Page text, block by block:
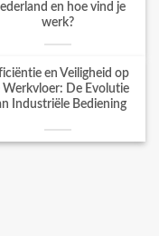
en hoe vind je
werk?
en Veiligheid op
Werkvloer: De Evolutie
Industriële Bediening